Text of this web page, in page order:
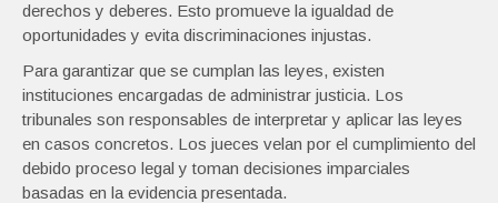
derechos y deberes. Esto promueve la igualdad de
oportunidades y evita discriminaciones injustas.
Para garantizar que se cumplan las leyes, existen
instituciones encargadas de administrar justicia. Los
tribunales son responsables de interpretar y aplicar las leyes
en casos concretos. Los jueces velan por el cumplimiento del
debido proceso legal y toman decisiones imparciales
basadas en la evidencia presentada.